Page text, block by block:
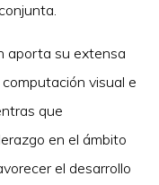
aporta su extensa
visual e
que
en el ámbito
el desarrollo